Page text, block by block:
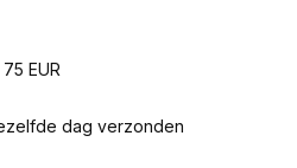
EUR
dag verzonden